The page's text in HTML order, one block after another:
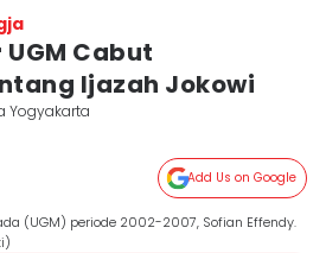
Cabut
Ijazah Jokowi
Yogyakarta
Add Us on Google
(UGM) periode 2002-2007, Sofian Effendy.